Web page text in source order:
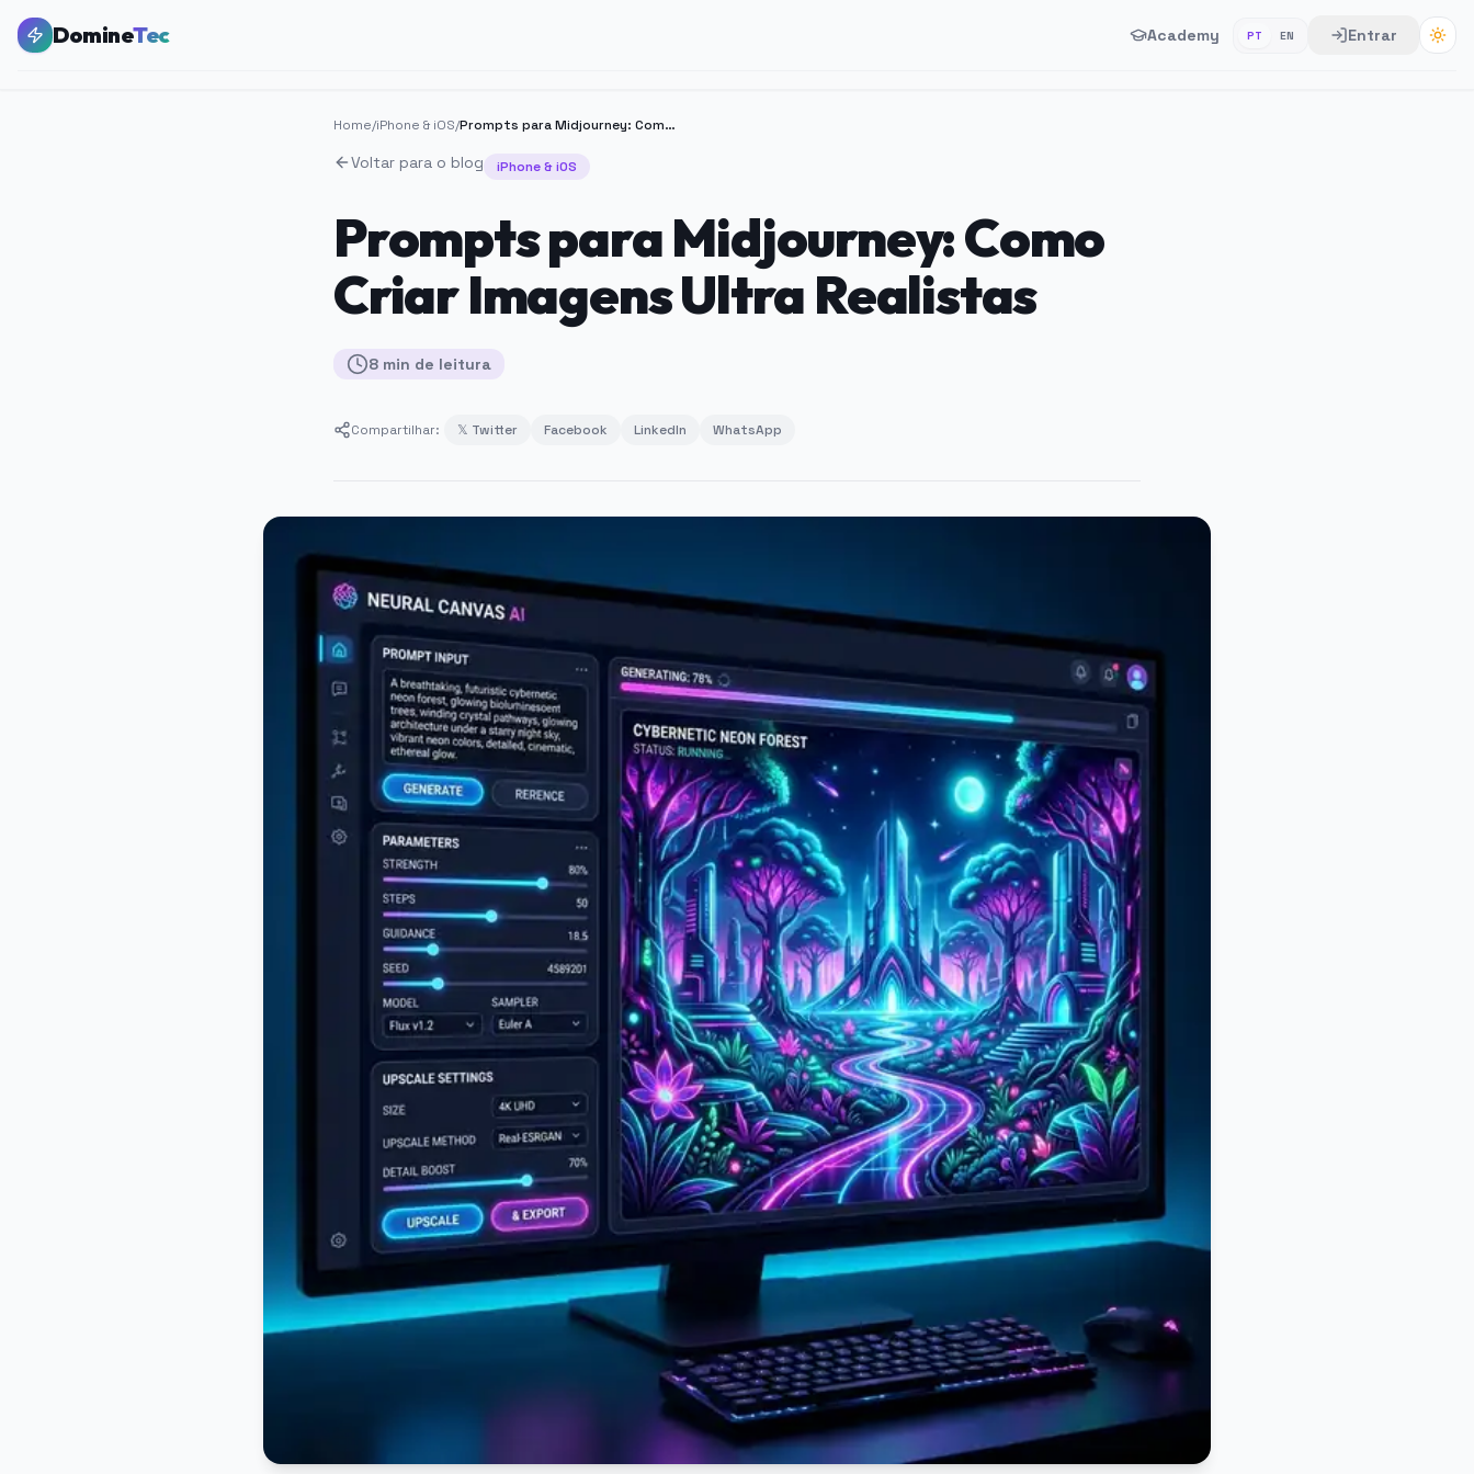
DomineTec Academy PT EN Entrar
Home/iPhone & iOS/ Prompts para Midjourney: Como Criar Imagens Ultra Realistas
Voltar para o blog iPhone & iOS
Prompts para Midjourney: Como
Criar Imagens Ultra Realistas
8 min de leitura
Compartilhar: 𝕏 Twitter Facebook LinkedIn WhatsApp